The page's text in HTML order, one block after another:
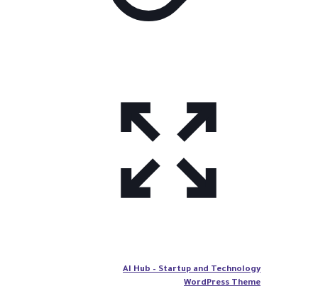
AI Hub – Startup and Technology
WordPress Theme